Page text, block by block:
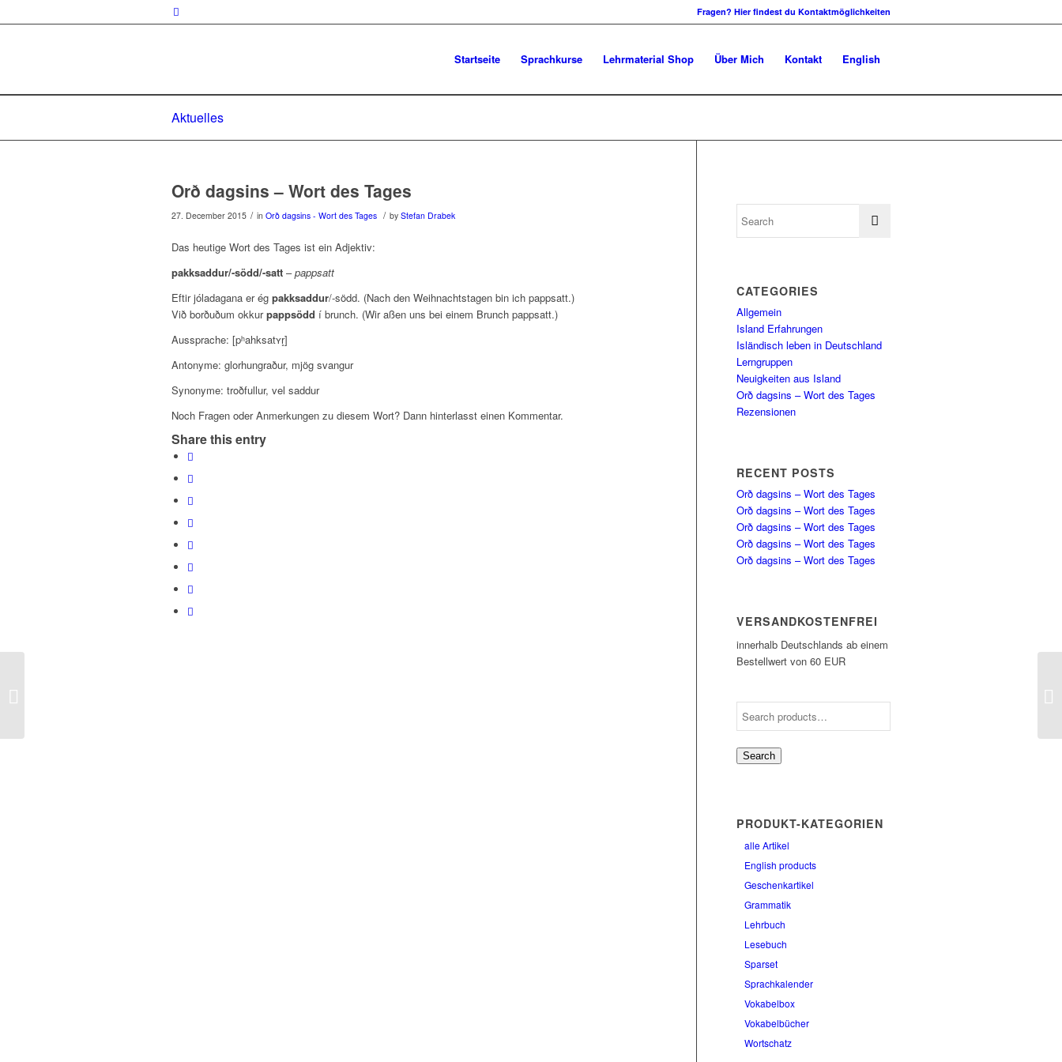
Fragen? Hier findest du Kontaktmöglichkeiten
Startseite Sprachkurse Lehrmaterial Shop Über Mich Kontakt English
Aktuelles
Orð dagsins – Wort des Tages
27. December 2015 / in Orð dagsins - Wort des Tages / by Stefan Drabek
Das heutige Wort des Tages ist ein Adjektiv:
pakksaddur/-södd/-satt –pappsatt
Eftir jóladagana er ég pakksaddur/-södd. (Nach den Weihnachtstagen bin ich pappsatt.)
Við borðuðum okkurpappsödd í brunch. (Wir aßen uns bei einem Brunch pappsatt.)
Aussprache: [pʰahksatʏr̥]
Antonyme: glorhungraður, mjög svangur
Synonyme: troðfullur, vel saddur
Noch Fragen oder Anmerkungen zu diesem Wort? Dann hinterlasst einen Kommentar.
Share this entry
CATEGORIES
Allgemein
Island Erfahrungen
Isländisch leben in Deutschland
Lerngruppen
Neuigkeiten aus Island
Orð dagsins – Wort des Tages
Rezensionen
RECENT POSTS
Orð dagsins – Wort des Tages
Orð dagsins – Wort des Tages
Orð dagsins – Wort des Tages
Orð dagsins – Wort des Tages
Orð dagsins – Wort des Tages
VERSANDKOSTENFREI
innerhalb Deutschlands ab einem
Bestellwert von 60 EUR
Search
PRODUKT-KATEGORIEN
alle Artikel
English products
Geschenkartikel
Grammatik
Lehrbuch
Lesebuch
Sparset
Sprachkalender
Vokabelbox
Vokabelbücher
Wortschatz